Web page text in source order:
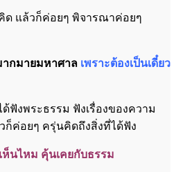
ด แล้วก็ค่อยๆ พิจารณาค่อยๆ
ากมายมหาศาล เพราะต้องเป็นเดี๋ยว
ฟังพระธรรม ฟังเรื่องของความ
ก็ค่อยๆ ครุ่นคิดถึงสิ่งที่ได้ฟัง
ห็นไหม คุ้นเคยกับธรรม